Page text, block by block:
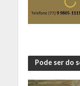
Pode ser do